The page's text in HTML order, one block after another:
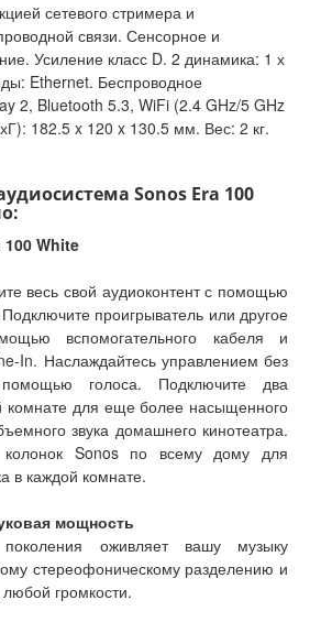
сетевого стримера и
связи. Сенсорное и
Усиление класс D. 2 динамика: 1 х
Ethernet. Беспроводное
2, Bluetooth 5.3, WiFi (2.4 GHz/5 GHz
182.5 x 120 x 130.5 мм. Вес: 2 кг.
Sonos Era 100
100 White
весь свой аудиоконтент с помощью
проигрыватель или другое
вспомогательного кабеля и
In. Наслаждайтесь управлением без
голоса. Подключите два
комнате для еще более насыщенного
звука домашнего кинотеатра.
колонок Sonos по всему дому для
в каждой комнате.
мощность
поколения оживляет вашу музыку
стереофоническому разделению и
громкости.